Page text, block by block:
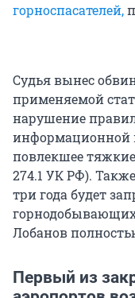
горноспасателей,
Судья вынес
применяемой
нарушение
информационной
повлекшее тяжкие
274.1 УК РФ).
три года будет
Лобанов
Первый из